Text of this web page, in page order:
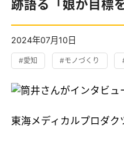
跡語る「娘が目標
2024年07月10日
#愛知 #モノづくり
東海メディカルプロダク